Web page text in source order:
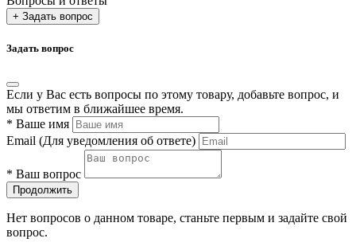
+ Задать вопрос
Задать вопрос
Если у Вас есть вопросы по этому товару, добавьте вопрос, и
мы ответим в ближайшее время.
* Ваше имя
Email (Для уведомления об ответе)
* Ваш вопрос
Продолжить
Нет вопросов о данном товаре, станьте первым и задайте свой
вопрос.